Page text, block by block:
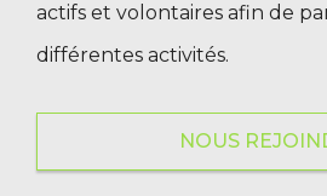
actifs et volontaires afin de
différentes activités.
NOUS